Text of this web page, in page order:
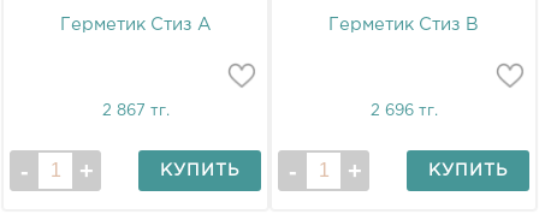
Герметик Стиз А
2 867 тг.
КУПИТЬ
Герметик Стиз В
2 696 тг.
КУПИТЬ